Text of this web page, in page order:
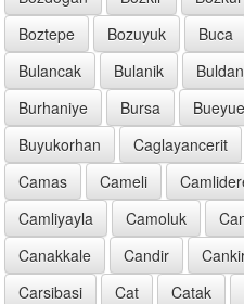
Boztepe
Bozuyuk Buca
Bulancak
Bulanik Buldan
Burhaniye
Bursa
Buyukorhan
Caglayancerit
Camas
Cameli
Camliyayla
Camoluk
Canakkale
Candir
Carsibasi
Cat Catak